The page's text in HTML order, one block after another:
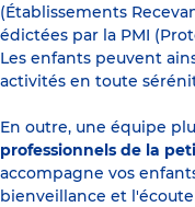
(Établissements
édictées par la PMI
Les enfants peuvent
activités en toute
En outre, une équipe
professionnels de la
accompagne vos
bienveillance et